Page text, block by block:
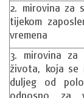
2. mirovina za
tijekom
vremena
3. mirovina za
života, koja se
duljeg od
odnosno za